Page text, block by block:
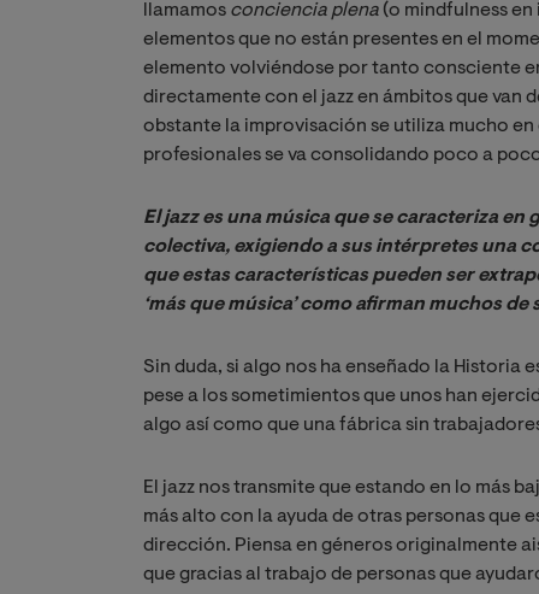
llamamos conciencia plena (o mindfulness
elementos que no están presentes en el
elemento volviéndose por tanto consciente
directamente con el jazz en ámbitos que van
obstante la improvisación se utiliza mucho
profesionales se va consolidando poco a
El jazz es una música que se caracteriza
colectiva, exigiendo a sus intérpretes una
que estas características pueden ser
‘más que música’ como afirman muchos de
Sin duda, si algo nos ha enseñado la Historia
pese a los sometimientos que unos han
algo así como que una fábrica sin
El jazz nos transmite que estando en lo más
más alto con la ayuda de otras personas que
dirección. Piensa en géneros originalmente
que gracias al trabajo de personas que